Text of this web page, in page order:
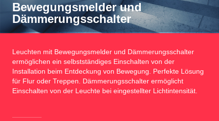
Bewegungsmelder und
Dämmerungsschalter
Leuchten mit Bewegungsmelder und Dämmerungsschalter
ermöglichen ein selbstständiges Einschalten von der
Installation beim Entdeckung von Bewegung. Perfekte Lösung
für Flur oder Treppen. Dämmerungsschalter ermöglicht
Einschalten von der Leuchte bei eingestellter Lichtintensität.